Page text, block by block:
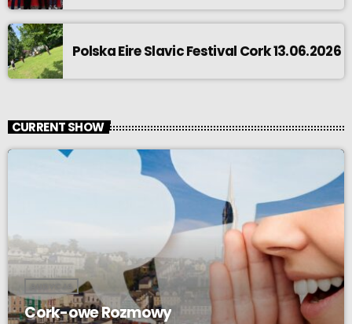
Polska Eire Slavic Festival Cork 13.06.2026
CURRENT SHOW
AUDYCJA
Cork-owe Rozmowy